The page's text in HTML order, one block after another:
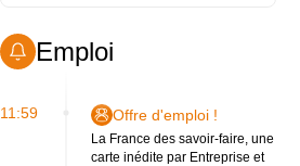
Emploi
11:59 Offre d'emploi !
La France des savoir-faire, une
carte inédite par Entreprise et